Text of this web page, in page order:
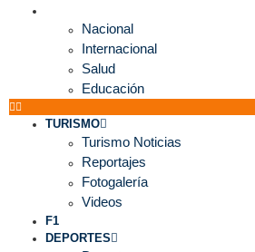
Nacional
Internacional
Salud
Educación
TURISMO
Turismo Noticias
Reportajes
Fotogalería
Videos
F1
DEPORTES